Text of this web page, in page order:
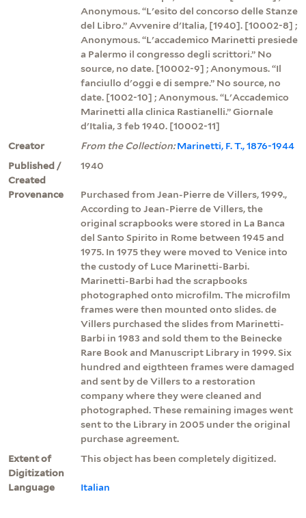
Anonymous. “L'esito del concorso delle Stanze
del Libro.” Avvenire d'Italia, [1940]. [10002-8] ;
Anonymous. “L'accademico Marinetti presiede
a Palermo il congresso degli scrittori.” No
source, no date. [10002-9] ; Anonymous. “Il
fanciullo d'oggi e di sempre.” No source, no
date. [1002-10] ; Anonymous. “L'Accademico
Marinetti alla clinica Rastianelli.” Giornale
d'Italia, 3 feb 1940. [10002-11]
Creator
From the Collection:Marinetti, F. T., 1876-1944
Published /
Created
1940
Provenance
Purchased from Jean-Pierre de Villers, 1999.,
According to Jean-Pierre de Villers, the
original scrapbooks were stored in La Banca
del Santo Spirito in Rome between 1945 and
1975. In 1975 they were moved to Venice into
the custody of Luce Marinetti-Barbi.
Marinetti-Barbi had the scrapbooks
photographed onto microfilm. The microfilm
frames were then mounted onto slides. de
Villers purchased the slides from Marinetti-
Barbi in 1983 and sold them to the Beinecke
Rare Book and Manuscript Library in 1999. Six
hundred and eigthteen frames were damaged
and sent by de Villers to a restoration
company where they were cleaned and
photographed. These remaining images went
sent to the Library in 2005 under the original
purchase agreement.
Extent of
Digitization
This object has been completely digitized.
Language Italian